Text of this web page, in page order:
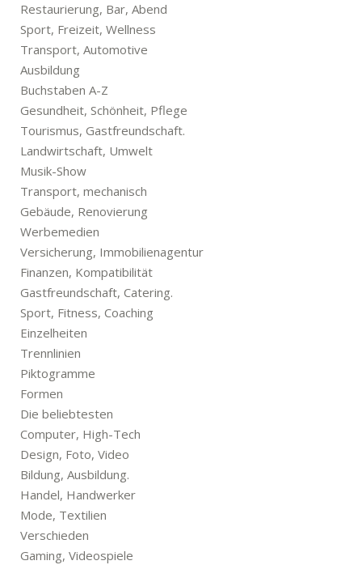
Restaurierung, Bar, Abend
Sport, Freizeit, Wellness
Transport, Automotive
Ausbildung
Buchstaben A-Z
Gesundheit, Schönheit, Pflege
Tourismus, Gastfreundschaft.
Landwirtschaft, Umwelt
Musik-Show
Transport, mechanisch
Gebäude, Renovierung
Werbemedien
Versicherung, Immobilienagentur
Finanzen, Kompatibilität
Gastfreundschaft, Catering.
Sport, Fitness, Coaching
Einzelheiten
Trennlinien
Piktogramme
Formen
Die beliebtesten
Computer, High-Tech
Design, Foto, Video
Bildung, Ausbildung.
Handel, Handwerker
Mode, Textilien
Verschieden
Gaming, Videospiele